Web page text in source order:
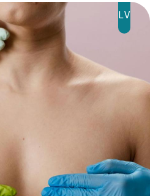
Kontakti
Youtube TikTok
LV